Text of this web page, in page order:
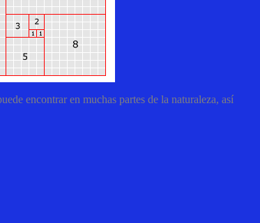
encontrar en muchas partes de la naturaleza, así